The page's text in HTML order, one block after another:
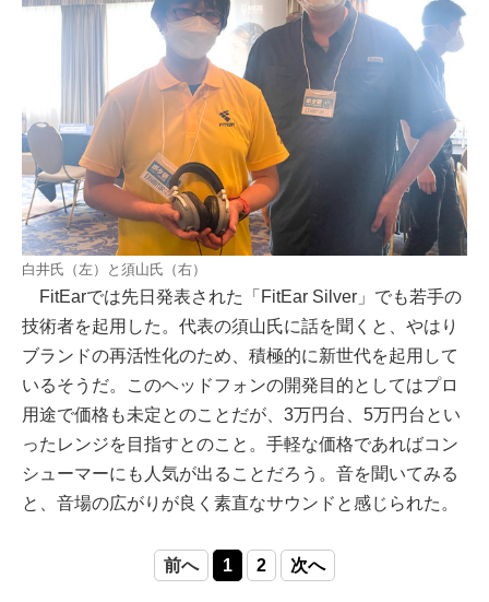
白井氏（左）と須山氏（右）
FitEarでは先日発表された「FitEar Silver」でも若手の
技術者を起用した。代表の須山氏に話を聞くと、やはり
ブランドの再活性化のため、積極的に新世代を起用して
いるそうだ。このヘッドフォンの開発目的としてはプロ
用途で価格も未定とのことだが、3万円台、5万円台とい
ったレンジを目指すとのこと。手軽な価格であればコン
シューマーにも人気が出ることだろう。音を聞いてみる
と、音場の広がりが良く素直なサウンドと感じられた。
前へ 1 2 次へ